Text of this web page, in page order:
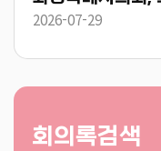
2026-07-29
회의록검색